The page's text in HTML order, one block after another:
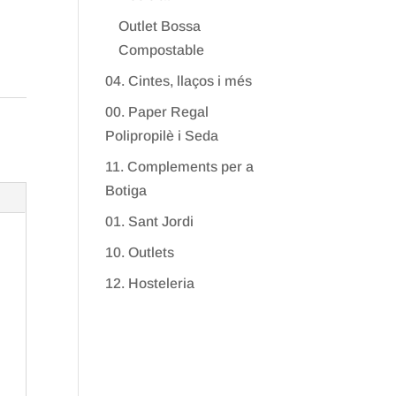
Outlet Bossa
Compostable
04. Cintes, llaços i més
00. Paper Regal
Polipropilè i Seda
11. Complements per a
Botiga
01. Sant Jordi
10. Outlets
12. Hosteleria